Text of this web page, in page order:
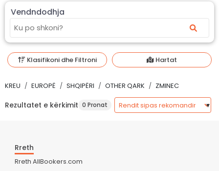
Vendndodhja
Klasifikoni dhe Filtroni Hartat
KREU EUROPË SHQIPËRI OTHER QARK ZMINEC
Rezultatet e kërkimit 0 Pronat
Rreth
Rreth AllBookers.com